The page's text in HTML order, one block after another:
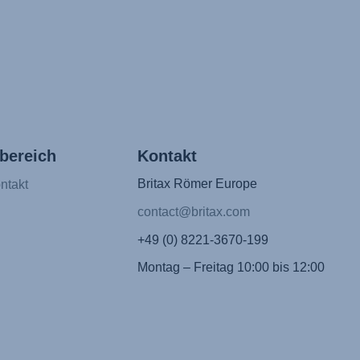
Kontakt
Britax Römer Europe
contact@britax.com
+49 (0) 8221-3670-199
Montag – Freitag 10:00 bis 12:00